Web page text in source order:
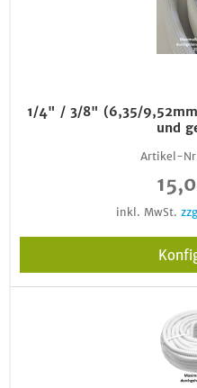
1/4" / 3/8" (6,35/
und
Artikel-
inkl. MwSt.